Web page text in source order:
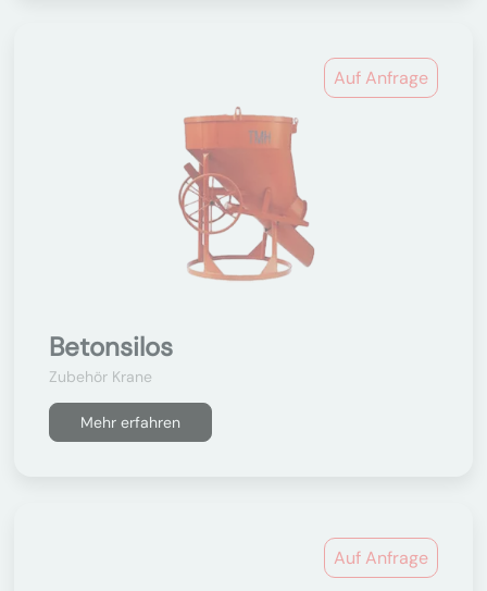
Auf Anfrage
Betonsilos
Zubehör Krane
Mehr erfahren
Auf Anfrage